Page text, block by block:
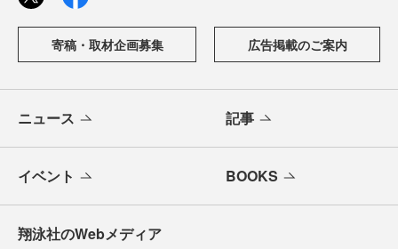
寄稿・取材企画募集 広告掲載のご案内
ニュース 記事
イベント BOOKS
翔泳社のWebメディア